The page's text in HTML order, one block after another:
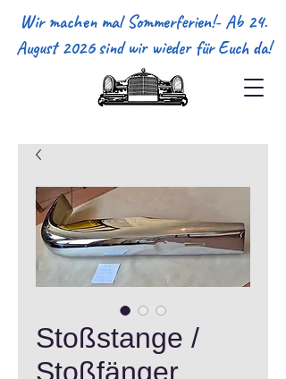
Wir machen mal Sommerferien!- Ab 24.
August 2026 sind wir wieder für Euch da!
Stoßstange /
Stoßfänger